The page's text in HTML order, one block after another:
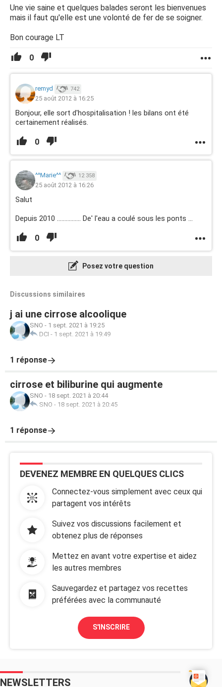
Une vie saine et quelques balades seront les bienvenues
mais il faut qu'elle est une volonté de fer de se soigner.
Bon courage LT
0
remyd 742
25 août 2012 à 16:25
Bonjour, elle sort d'hospitalisation ! les bilans ont été
certainement réalisés.
0
^^Marie^^ 12 358
25 août 2012 à 16:26
Salut
Depuis 2010 ................ De' l'eau a coulé sous les ponts ...
0
Posez votre question
Discussions similaires
j ai une cirrose alcoolique
SNO - 1 sept. 2021 à 19:25
DCI - 1 sept. 2021 à 19:49
1 réponse
cirrose et biliburine qui augmente
SNO - 18 sept. 2021 à 20:44
SNO - 18 sept. 2021 à 20:45
1 réponse
DEVENEZ MEMBRE EN QUELQUES CLICS
Connectez-vous simplement avec ceux qui
partagent vos intérêts
Suivez vos discussions facilement et
obtenez plus de réponses
Mettez en avant votre expertise et aidez
les autres membres
Sauvegardez et partagez vos recettes
préférées avec la communauté
S'INSCRIRE
NEWSLETTERS